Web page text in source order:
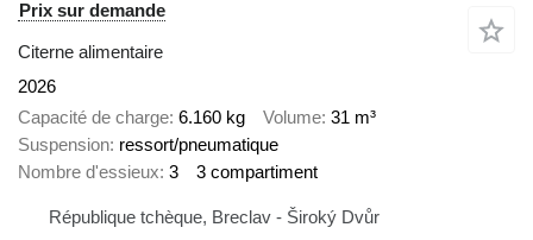
Prix sur demande
Citerne alimentaire
2026
Capacité de charge 6.160 kg Volume 31 m³
Suspension ressort/pneumatique
Nombre d'essieux 3 3 compartiment
République tchèque, Breclav - Široký Dvůr